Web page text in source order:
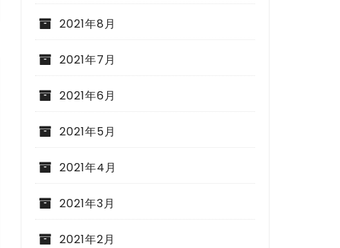
2021年8月
2021年7月
2021年6月
2021年5月
2021年4月
2021年3月
2021年2月